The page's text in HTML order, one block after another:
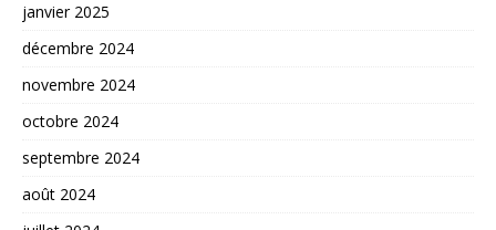
janvier 2025
décembre 2024
novembre 2024
octobre 2024
septembre 2024
août 2024